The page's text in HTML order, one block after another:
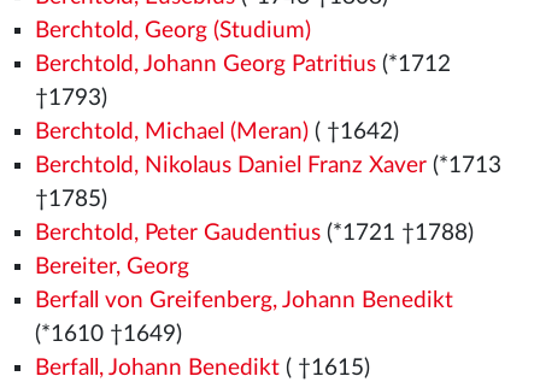
Berchtold, Georg (Studium)
Berchtold, Johann Georg Patritius(*1712
†1793)
Berchtold, Michael (Meran)( †1642)
Berchtold, Nikolaus Daniel Franz Xaver(*1713
†1785)
Berchtold, Peter Gaudentius(*1721 †1788)
Bereiter, Georg
Berfall von Greifenberg, Johann Benedikt
(*1610 †1649)
Berfall, Johann Benedikt( †1615)